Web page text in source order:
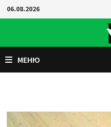
Перейти
к
06.08.2026
МЕНЮ